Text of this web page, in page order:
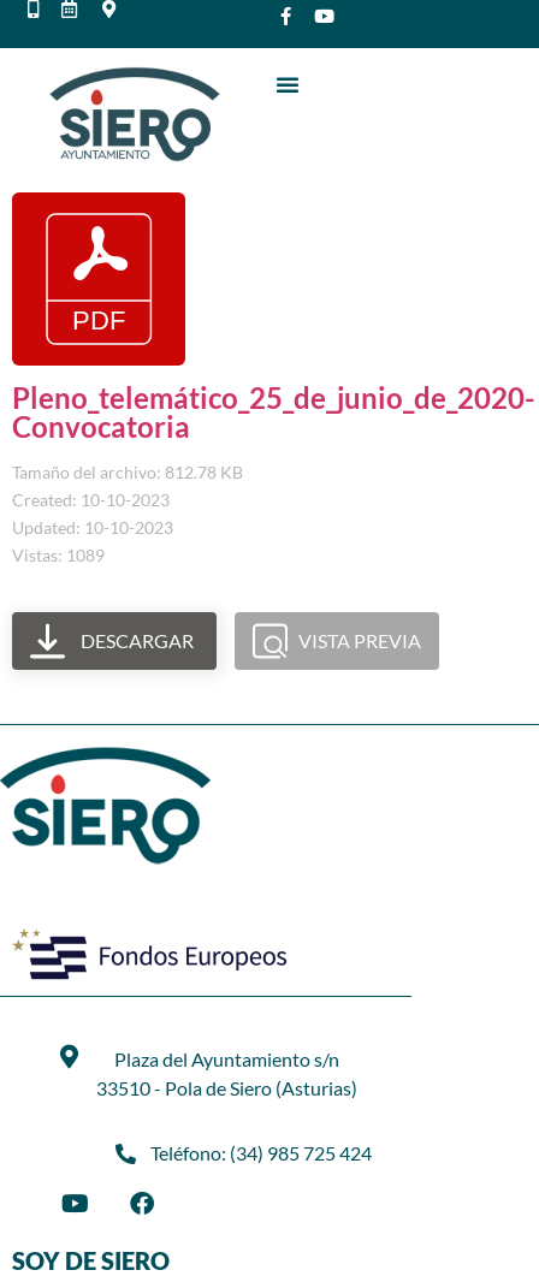
Pleno_telemático_25_de_junio_de_2020-
Convocatoria
Tamaño del archivo: 812.78 KB
Created: 10-10-2023
Updated: 10-10-2023
Vistas: 1089
DESCARGAR VISTA PREVIA
Plaza del Ayuntamiento s/n
33510 - Pola de Siero (Asturias)
Teléfono: (34) 985 725 424
SOY DE SIERO